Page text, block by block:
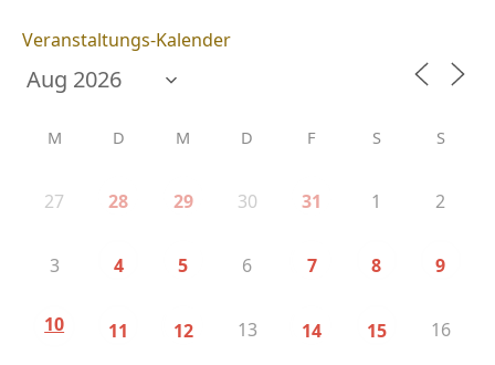
Veranstaltungs-Kalender
M D M D F S S
27 28 29 30 31 1 2
3 4 5 6 7 8 9
10 11 12 13 14 15 16